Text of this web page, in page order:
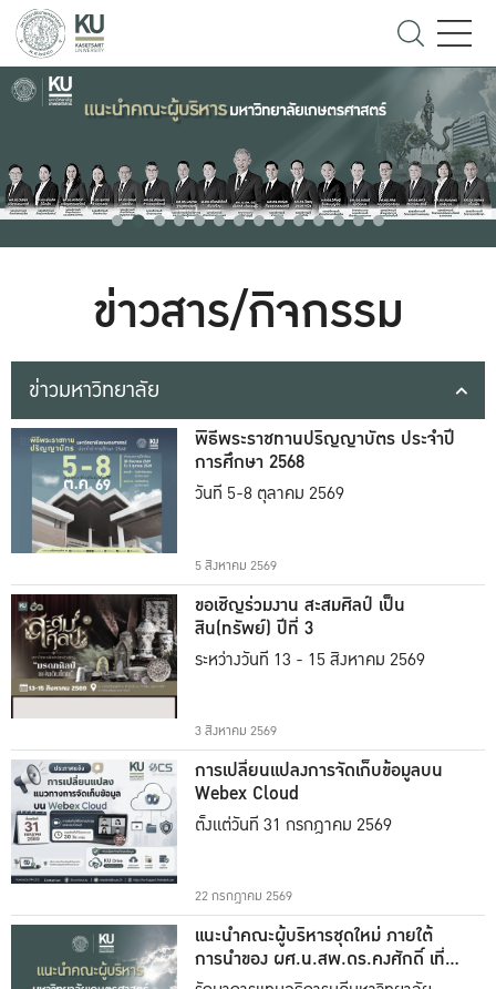
ข่าวสาร/กิจกรรม
ข่าวมหาวิทยาลัย
พิธีพระราชทานปริญญาบัตร ประจำปี
การศึกษา 2568
วันที่ 5-8 ตุลาคม 2569
5 สิงหาคม 2569
ขอเชิญร่วมงาน สะสมศิลป์ เป็น
สิน(ทรัพย์) ปีที่ 3
ระหว่างวันที่ 13 - 15 สิงหาคม 2569
3 สิงหาคม 2569
การเปลี่ยนแปลงการจัดเก็บข้อมูลบน
Webex Cloud
ตั้งแต่วันที่ 31 กรกฎาคม 2569
22 กรกฎาคม 2569
แนะนำคณะผู้บริหารชุดใหม่ ภายใต้
การนำของ ผศ.น.สพ.ดร.คงศักดิ์ เที่ยง
ธรรม